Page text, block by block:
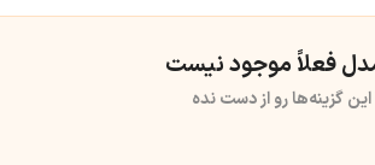
فعلاً موجود نیست
این گزینه‌ها رو از دست نده